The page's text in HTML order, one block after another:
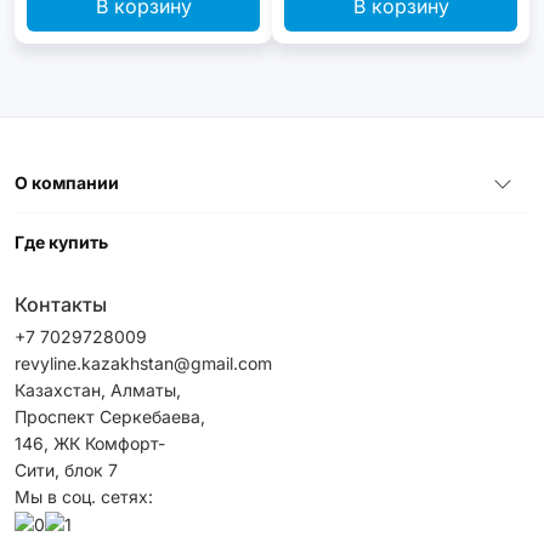
В корзину В корзину
О компании
Где купить
Контакты
+7 7029728009
revyline.kazakhstan@gmail.com
Казахстан, Алматы,
Проспект Серкебаева,
146, ЖК Комфорт-
Сити, блок 7
Мы в соц. сетях: